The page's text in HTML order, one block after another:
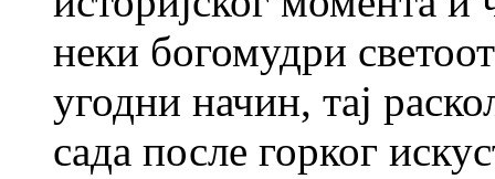
неки богомудри
угодни начин, тај
сада после горког